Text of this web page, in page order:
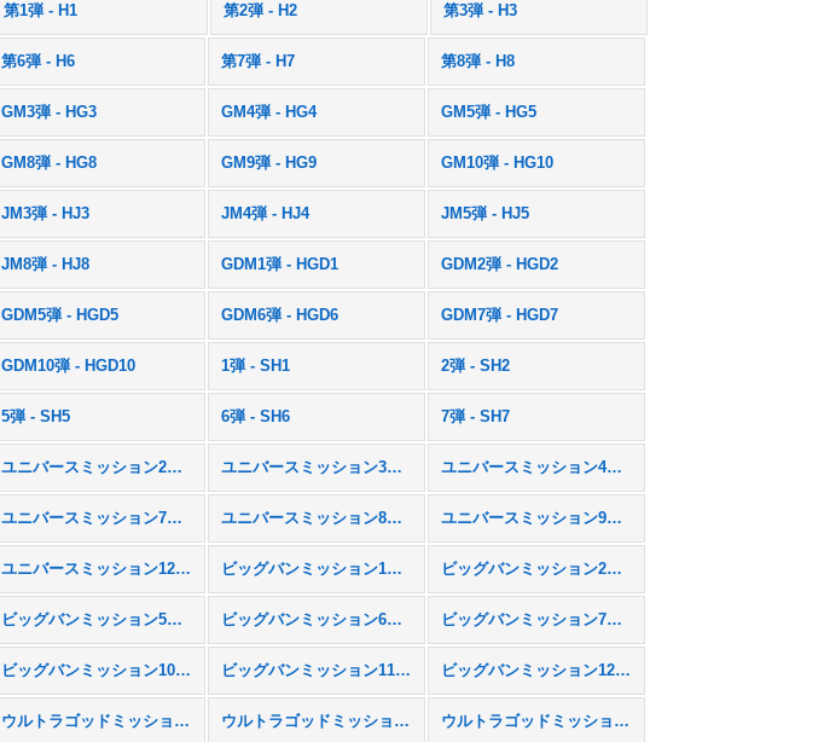
第1弾 - H1 第2弾 - H2 第3弾 - H3
第6弾 - H6 第7弾 - H7 第8弾 - H8
GM3弾 - HG3 GM4弾 - HG4 GM5弾 - HG5
GM8弾 - HG8 GM9弾 - HG9 GM10弾 - HG10
JM3弾 - HJ3 JM4弾 - HJ4 JM5弾 - HJ5
JM8弾 - HJ8 GDM1弾 - HGD1 GDM2弾 - HGD2
GDM5弾 - HGD5 GDM6弾 - HGD6 GDM7弾 - HGD7
GDM10弾 - HGD10 1弾 - SH1 2弾 - SH2
5弾 - SH5 6弾 - SH6 7弾 - SH7
ユニバースミッション2弾 - UM2 ユニバースミッション3弾 - UM3 ユニバースミッション4弾 - UM4
ユニバースミッション7弾 - UM7 ユニバースミッション8弾 - UM8 ユニバースミッション9弾 - UM9
ユニバースミッション12弾 - UM12 ビッグバンミッション1弾 - BM1 ビッグバンミッション2弾 - BM2
ビッグバンミッション5弾 - BM5 ビッグバンミッション6弾 - BM6 ビッグバンミッション7弾 - BM7
ビッグバンミッション10弾 - BM10 ビッグバンミッション11弾 - BM11 ビッグバンミッション12弾 - BM12
ウルトラゴッドミッション3弾 - UGM3 ウルトラゴッドミッション4弾 - UGM4 ウルトラゴッドミッション5弾 - UGM5